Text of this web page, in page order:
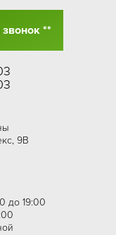
**
9В
до 19:00